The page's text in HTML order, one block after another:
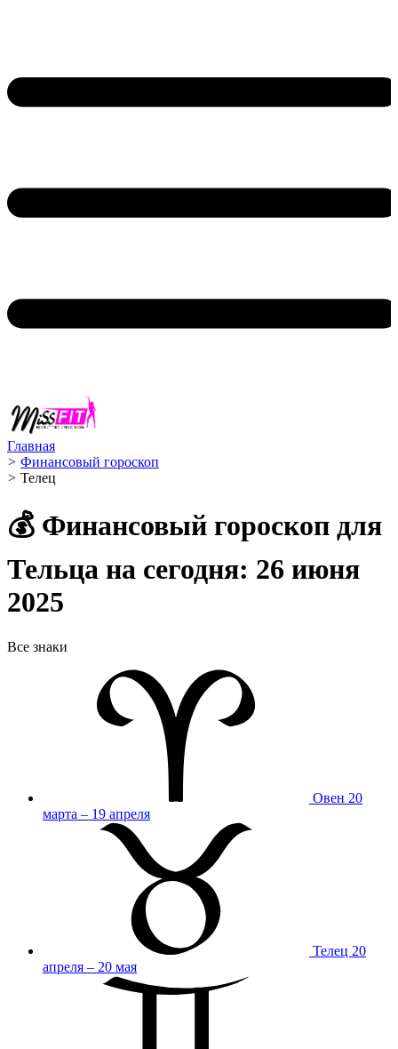
Главная
> Финансовый гороскоп
> Телец ️
💰 Финансовый гороскоп для
Тельца на сегодня: 26 июня
2025
Все знаки
Овен 20
марта – 19 апреля
Телец 20
апреля – 20 мая